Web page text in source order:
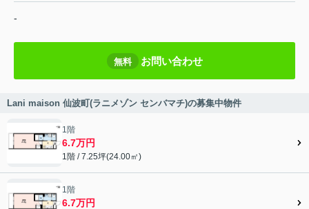
-
無料 お問い合わせ
Lani maison 仙波町(ラニメゾン センバマチ)の募集中物件
1階
6.7万円
1階 / 7.25坪(24.00㎡)
1階
6.7万円